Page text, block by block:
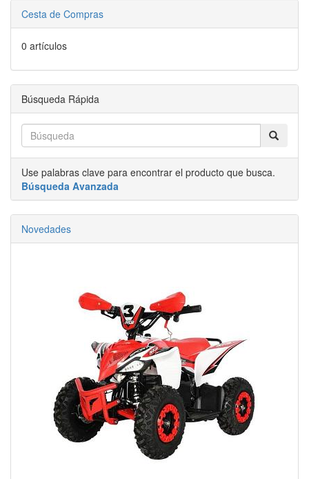
Cesta de Compras
0 artículos
Búsqueda Rápida
Use palabras clave para encontrar el producto que busca.
Búsqueda Avanzada
Novedades